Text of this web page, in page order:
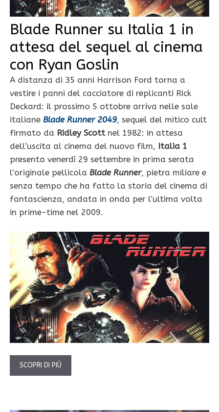
Blade Runner su Italia 1 in
attesa del sequel al cinema
con Ryan Goslin
A distanza di 35 anni Harrison Ford torna a
vestire i panni del cacciatore di replicanti Rick
Deckard: il prossimo 5 ottobre arriva nelle sale
italiane Blade Runner 2049, sequel del mitico cult
firmato da Ridley Scottnel 1982: in attesa
dell’uscita al cinema del nuovo film, Italia 1
presenta venerdì 29 settembre in prima serata
l’originale pellicola Blade Runner, pietra miliare e
senza tempo che ha fatto la storia del cinema di
fantascienza, andata in onda per l’ultima volta
in prime-time nel 2009.
SCOPRI DI PIÙ